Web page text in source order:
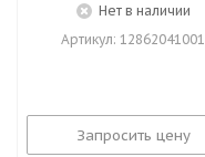
Нет в наличии
Артикул: 12862041001
Запросить цену